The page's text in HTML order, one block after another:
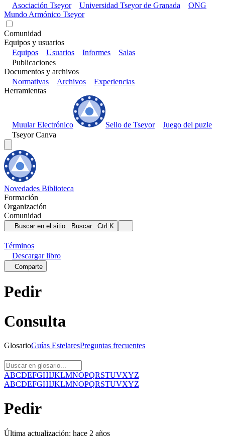
Asociación Tseyor
Universidad Tseyor de Granada
ONG
Mundo Armónico Tseyor
Comunidad
Equipos y usuarios
Equipos
Usuarios Informes
Salas
Publicaciones
Documentos y archivos
Normativas
Archivos
Experiencias
Herramientas
Muular Electrónico Sello de Tseyor
Juego del puzle
Tseyor Canva
Novedades Biblioteca
Formación
Organización
Comunidad
Buscar en el sitio... Buscar...Ctrl K
Términos
Descargarlibro
Comparte
Pedir
Consulta
GlosarioGuías EstelaresPreguntas frecuentes
ABCDEFGHIJKLMNOPQRSTUVXYZ
ABCDEFGHIJKLMNOPQRSTUVXYZ
Pedir
Última actualización: hace 2 años